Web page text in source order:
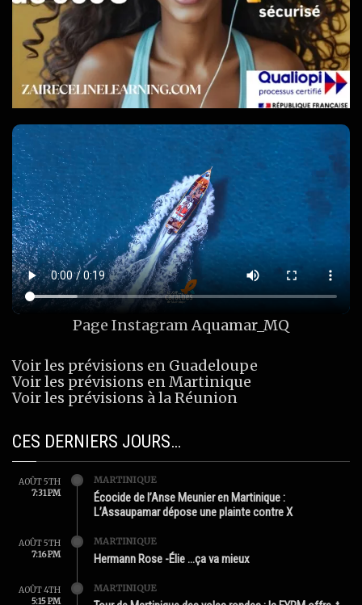
Page InstagramAquamar_MQ
Voir les prévisions en Guadeloupe
Voir les prévisions en Martinique
Voir les prévisions à la Réunion
CES DERNIERS JOURS…
AOÛT 5TH
7:31 PM
MARTINIQUE
Écocide de l’Anse Meunier en Martinique :
L’Assaupamar dépose une plainte contre X
AOÛT 5TH
7:16 PM
MARTINIQUE
Hermann Rose -Élie …ça va mieux
AOÛT 4TH
5:15 PM
MARTINIQUE